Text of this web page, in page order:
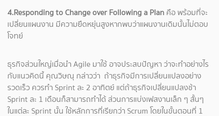
4.Responding to Change over Following a Plan คือ พร้อมที่จะ
เปลี่ยนแผนงาน มีความยืดหยุ่นสูงหากพบว่าแผนงานเดิมนั้นไม่ตอบ
โจทย์
ธุรกิจส่วนใหญ่เมื่อนำ Agile มาใช้ อาจประสบปัญหา ว่าจะทำอย่างไร
กับแนวคิดนี้ คุณวิษณุ กล่าวว่า ถ้าธุรกิจมีการเปลี่ยนแปลงอย่าง
รวดเร็ว ควรทำ Sprint ละ 2 อาทิตย์ แต่ถ้าธุรกิจเปลี่ยนแปลงช้า
Sprint ละ 1 เดือนก็สามารถทำได้ ส่วนการแบ่งเฟสงานเล็ก ๆ สั้นๆ
ในแต่ละ Sprint นั้น ใช้หลักการที่เรียกว่า Scrum โดยในขั้นตอนที่ 1